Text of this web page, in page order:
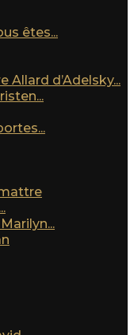
êtes...
Allard d’Adelsky...